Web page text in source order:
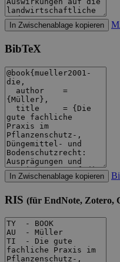
In Zwischenablage kopieren
BibTeX
In Zwischenablage kopieren
RIS (für EndNote, Zotero,